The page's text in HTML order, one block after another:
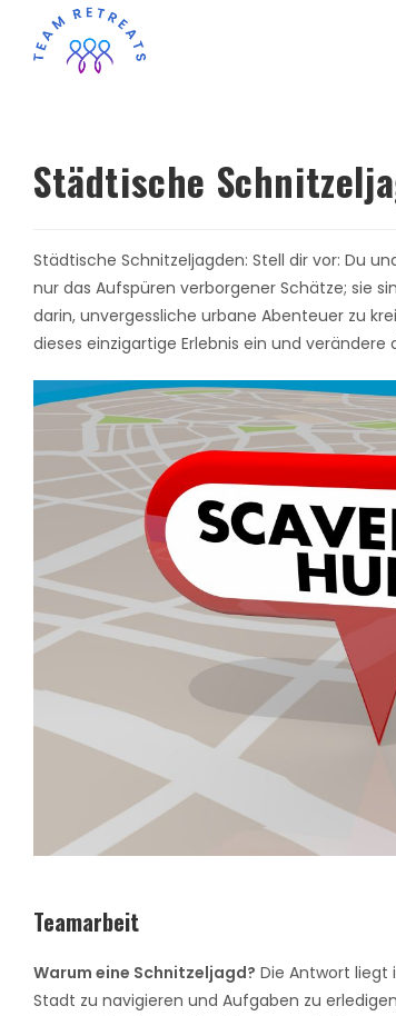
Städtische
Städtische Schnitzeljagden: Stell dir vor: Du
nur das Aufspüren verborgener Schätze; sie
darin, unvergessliche urbane Abenteuer zu
dieses einzigartige Erlebnis ein und
Teamarbeit
Warum eine Schnitzeljagd? Die Antwort liegt
Stadt zu navigieren und Aufgaben zu